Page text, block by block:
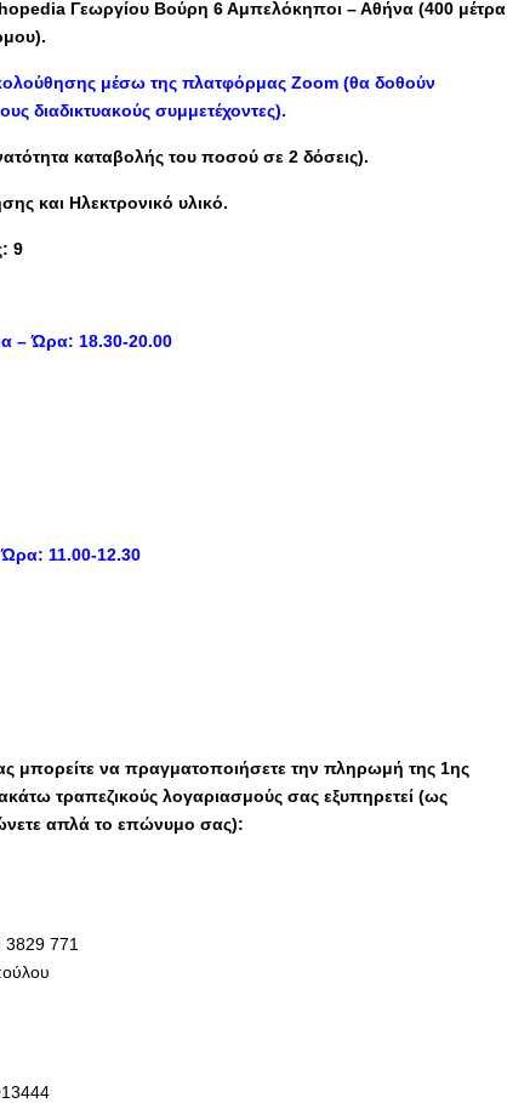
Γεωργίου Βούρη 6 Αμπελόκηποι – Αθήνα (400 μέτρα
μέσω της πλατφόρμας Ζοοm (θα δοθούν
διαδικτυακούς συμμετέχοντες).
καταβολής του ποσού σε 2 δόσεις).
και Ηλεκτρονικό υλικό.
9
– Ώρα: 18.30-20.00
11.00-12.30
μπορείτε να πραγματοποιήσετε την πληρωμή της 1ης
τραπεζικούς λογαριασμούς σας εξυπηρετεί (ως
απλά το επώνυμο σας):
771